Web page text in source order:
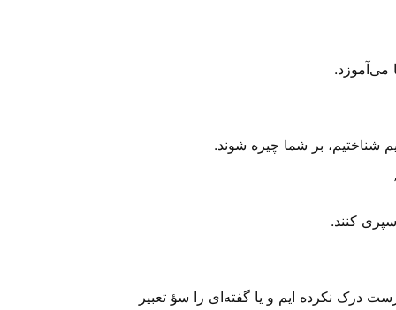
شناختیم، بر شما چیره شوند.
کنند.
نکرده ایم و یا گفته‌ای را سؤ تعبیر